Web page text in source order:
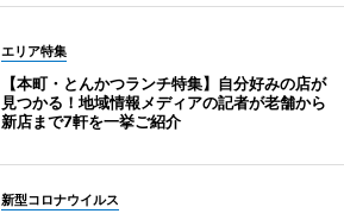
エリア特集
【本町・とんかつランチ特集】自分好みの店が
見つかる！地域情報メディアの記者が老舗から
新店まで7軒を一挙ご紹介
新型コロナウイルス